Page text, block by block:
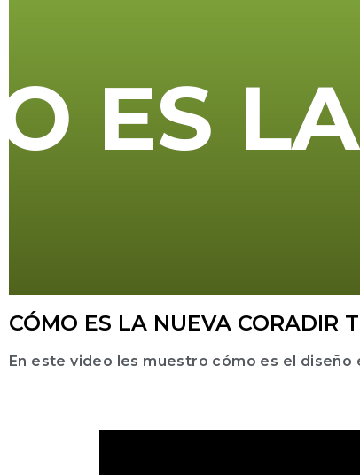
ES LA
CÓMO ES LA NUEVA CORADIR
En este video les muestro cómo es el